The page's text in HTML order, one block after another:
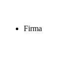
Firma